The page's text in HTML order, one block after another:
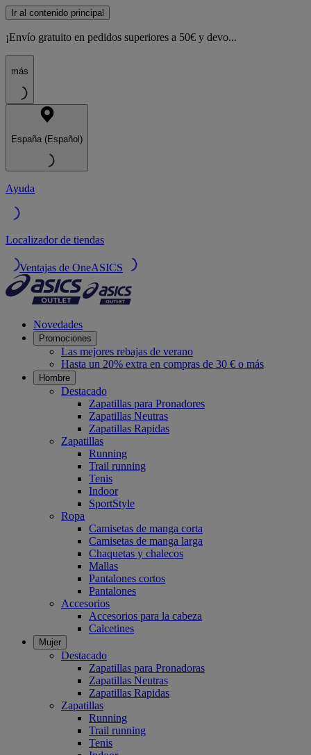
Ir al contenido principal
¡Envío gratuito en pedidos superiores a 50€ y devo...
más
España (Español)
Ayuda
Localizador de tiendas
Ventajas de OneASICS
Novedades
Promociones
Las mejores rebajas de verano
Hasta un 20% extra en compras de 30 € o más
Hombre
Destacado
Zapatillas para Pronadores
Zapatillas Neutras
Zapatillas Rapidas
Zapatillas
Running
Trail running
Tenis
Indoor
SportStyle
Ropa
Camisetas de manga corta
Camisetas de manga larga
Chaquetas y chalecos
Mallas
Pantalones cortos
Pantalones
Accesorios
Accesorios para la cabeza
Calcetines
Mujer
Destacado
Zapatillas para Pronadoras
Zapatillas Neutras
Zapatillas Rapidas
Zapatillas
Running
Trail running
Tenis